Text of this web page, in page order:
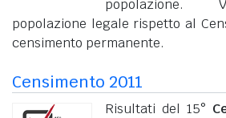
popolazione.
popolazione legale rispetto al
censimento permanente.
Censimento 2011
Risultati del 15°